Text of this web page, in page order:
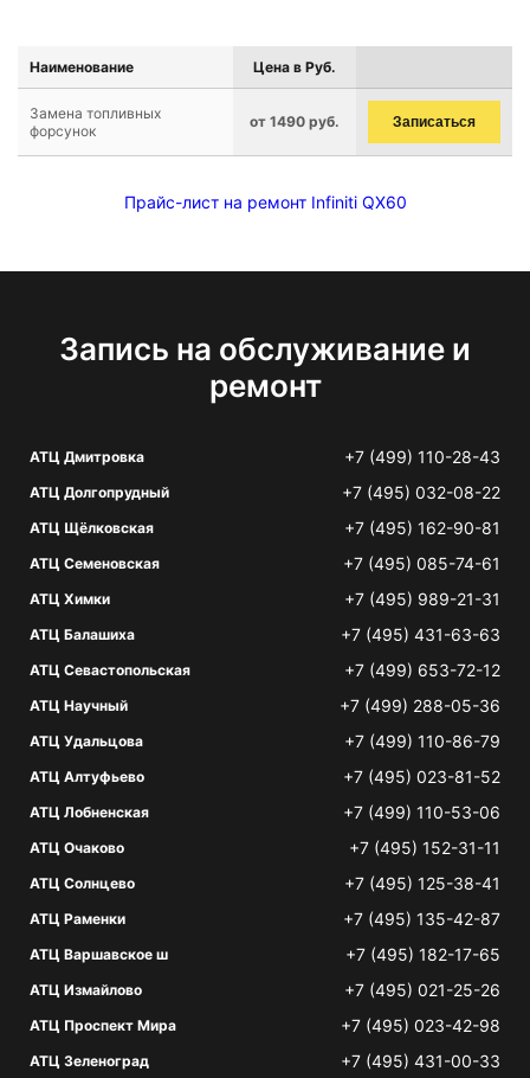
Наименование Цена в Руб.
Замена топливных
форсунок
от 1490 руб. Записаться
Прайс-лист на ремонт Infiniti QX60
Запись на обслуживание и
ремонт
АТЦ Дмитровка +7 (499) 110-28-43
АТЦ Долгопрудный +7 (495) 032-08-22
АТЦ Щёлковская +7 (495) 162-90-81
АТЦ Семеновская +7 (495) 085-74-61
АТЦ Химки +7 (495) 989-21-31
АТЦ Балашиха +7 (495) 431-63-63
АТЦ Севастопольская +7 (499) 653-72-12
АТЦ Научный +7 (499) 288-05-36
АТЦ Удальцова +7 (499) 110-86-79
АТЦ Алтуфьево +7 (495) 023-81-52
АТЦ Лобненская +7 (499) 110-53-06
АТЦ Очаково +7 (495) 152-31-11
АТЦ Солнцево +7 (495) 125-38-41
АТЦ Раменки +7 (495) 135-42-87
АТЦ Варшавское ш +7 (495) 182-17-65
АТЦ Измайлово +7 (495) 021-25-26
АТЦ Проспект Мира +7 (495) 023-42-98
АТЦ Зеленоград +7 (495) 431-00-33